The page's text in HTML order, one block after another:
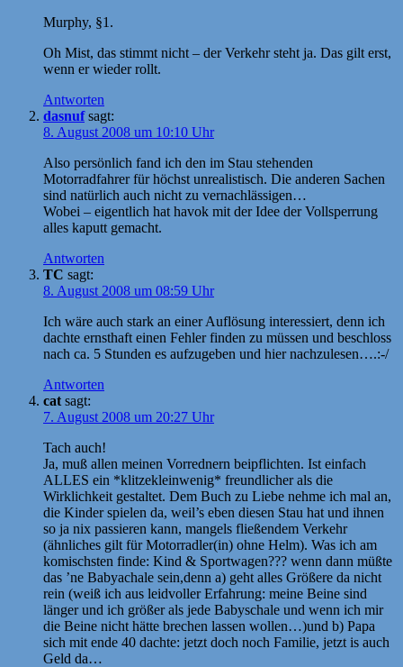
Murphy, §1.
Oh Mist, das stimmt nicht – der Verkehr steht ja. Das gilt erst,
wenn er wieder rollt.
Antworten
dasnuf sagt:
8. August 2008 um 10:10 Uhr
Also persönlich fand ich den im Stau stehenden
Motorradfahrer für höchst unrealistisch. Die anderen Sachen
sind natürlich auch nicht zu vernachlässigen…
Wobei – eigentlich hat havok mit der Idee der Vollsperrung
alles kaputt gemacht.
Antworten
TC sagt:
8. August 2008 um 08:59 Uhr
Ich wäre auch stark an einer Auflösung interessiert, denn ich
dachte ernsthaft einen Fehler finden zu müssen und beschloss
nach ca. 5 Stunden es aufzugeben und hier nachzulesen….:-/
Antworten
cat sagt:
7. August 2008 um 20:27 Uhr
Tach auch!
Ja, muß allen meinen Vorrednern beipflichten. Ist einfach
ALLES ein *klitzekleinwenig* freundlicher als die
Wirklichkeit gestaltet. Dem Buch zu Liebe nehme ich mal an,
die Kinder spielen da, weil’s eben diesen Stau hat und ihnen
so ja nix passieren kann, mangels fließendem Verkehr
(ähnliches gilt für Motorradler(in) ohne Helm). Was ich am
komischsten finde: Kind & Sportwagen??? wenn dann müßte
das ’ne Babyachale sein,denn a) geht alles Größere da nicht
rein (weiß ich aus leidvoller Erfahrung: meine Beine sind
länger und ich größer als jede Babyschale und wenn ich mir
die Beine nicht hätte brechen lassen wollen…)und b) Papa
sich mit ende 40 dachte: jetzt doch noch Familie, jetzt is auch
Geld da…